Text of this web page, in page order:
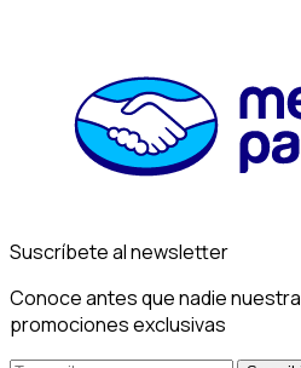
Suscríbete al newsletter
Conoce antes que nadie
promociones exclusivas